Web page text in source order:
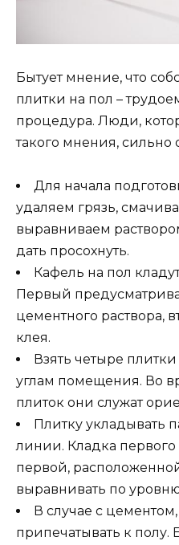
Бытует мнение, что
плитки на пол –
процедура. Люди,
такого мнения, сильно
Для начала
удаляем грязь,
выравниваем
дать просохнуть.
Кафель на пол
Первый
цементного раствора,
клея.
Взять четыре
углам помещения. Во
плиток они служат
Плитку укладывать
линии. Кладка первого
первой,
выравнивать по
В случае с
припечатывать к полу.